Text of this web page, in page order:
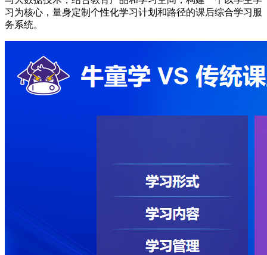
习为核心，量身定制个性化学习计划和路径的课后综合学习服
务系统。